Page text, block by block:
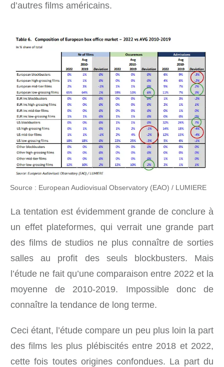
d’autres films américains.
Source : European Audiovisual Observatory (EAO) / LUMIERE
La tentation est évidemment grande de conclure à
un effet plateformes, qui verrait une grande part
des films de studios ne plus connaître de sorties
salles au profit des seuls blockbusters. Mais
l’étude ne fait qu’une comparaison entre 2022 et la
moyenne de 2010-2019. Impossible donc de
connaître la tendance de long terme.
Ceci étant, l’étude compare un peu plus loin la part
des films les plus plébiscités entre 2018 et 2022,
cette fois toutes origines confondues. La part du